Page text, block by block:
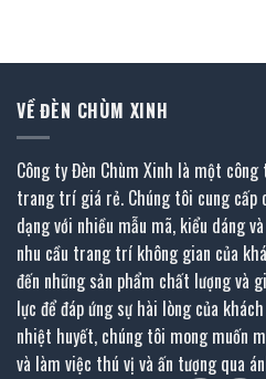
VỀ ĐÈN CHÙM XINH
Công ty Đèn Chùm Xinh là một
trang trí giá rẻ. Chúng tôi cung cấp
dạng với nhiều mẫu mã, kiểu dáng
nhu cầu trang trí không gian của
đến những sản phẩm chất lượng và
lực để đáp ứng sự hài lòng của
nhiệt huyết, chúng tôi mong muốn
và làm việc thú vị và ấn tượng qua